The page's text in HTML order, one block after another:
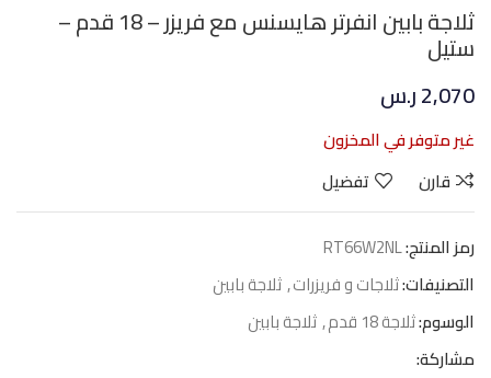
ثلاجة بابين انفرتر هايسنس مع فريزر – 18 قدم –
ستيل
2,070ر.س
غير متوفر في المخزون
قارن
تفضيل
رمز المنتج:RT66W2NL
التصنيفات:ثلاجات و فريزرات,ثلاجة بابين
الوسوم:ثلاجة 18 قدم ,ثلاجة بابين
مشاركة: